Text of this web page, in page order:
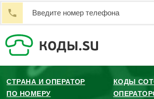
СТРАНА И ОПЕРАТОР
ПО НОМЕРУ
КОДЫ